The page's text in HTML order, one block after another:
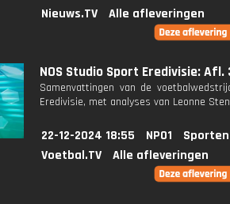
Nieuws.TV
Alle afleveringen
NOS Studio Sport Eredivisie: Afl.
Samenvattingen van de
Eredivisie, met analyses van Leonne
22-12-2024 18:55 NPO1
Voetbal.TV
Alle afleveringen